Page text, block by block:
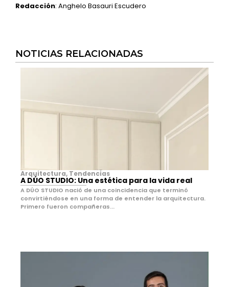
Redacción: Anghelo Basauri Escudero
NOTICIAS RELACIONADAS
Arquitectura, Tendencias
A DÚO STUDIO: Una estética para la vida real
A DÚO STUDIO nació de una coincidencia que terminó
convirtiéndose en una forma de entender la arquitectura.
Primero fueron compañeras...